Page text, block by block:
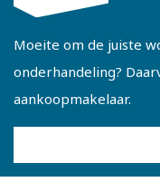
Moeite om de juiste
onderhandeling?
aankoopmakelaar.